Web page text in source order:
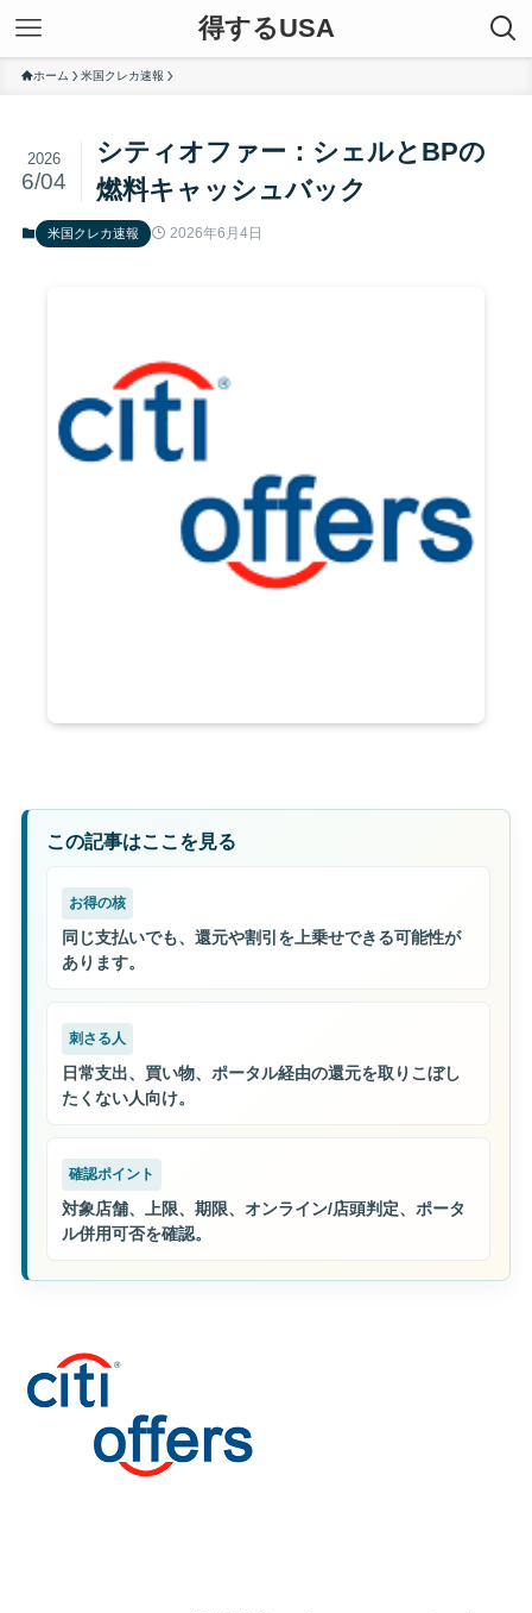
得するUSA
ホーム 米国クレカ速報
シティオファー：シェルとBPの
燃料キャッシュバック
2026
6/04
米国クレカ速報 2026年6月4日
この記事はここを見る
お得の核
同じ支払いでも、還元や割引を上乗せできる可能性が
あります。
刺さる人
日常支出、買い物、ポータル経由の還元を取りこぼし
たくない人向け。
確認ポイント
対象店舗、上限、期限、オンライン/店頭判定、ポータ
ル併用可否を確認。